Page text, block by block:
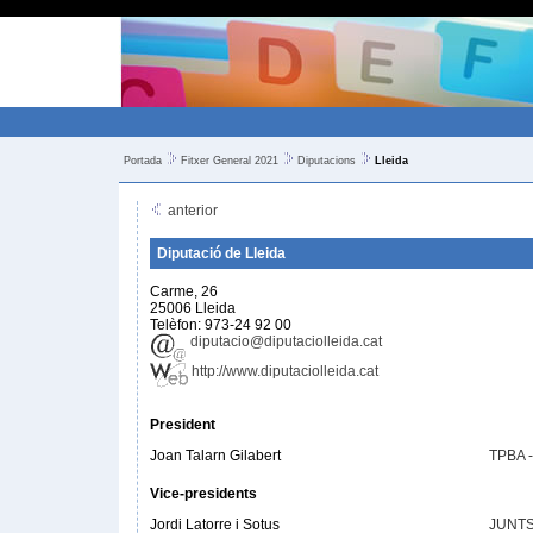
Portada Fitxer General 2021 Diputacions Lleida
anterior
Diputació de Lleida
Carme, 26
25006 Lleida
Telèfon: 973-24 92 00
diputacio@diputaciolleida.cat
http://www.diputaciolleida.cat
President
Joan Talarn Gilabert
TPBA
Vice-presidents
Jordi Latorre i Sotus